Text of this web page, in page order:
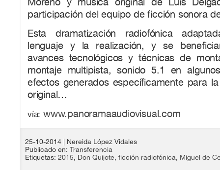
participación del equipo de ficción sonora
Esta dramatización radiofónica
lenguaje y la realización, y se
avances tecnológicos y técnicas de
montaje multipista, sonido 5.1 en
efectos generados específicamente para
original…
vía: www.panoramaaudiovisual.com
25-10-2014
| Nereida López Vidales
Publicado en: Transferencia
Etiquetas: 2015, Don Quijote, ficción radiofónica, Miguel de